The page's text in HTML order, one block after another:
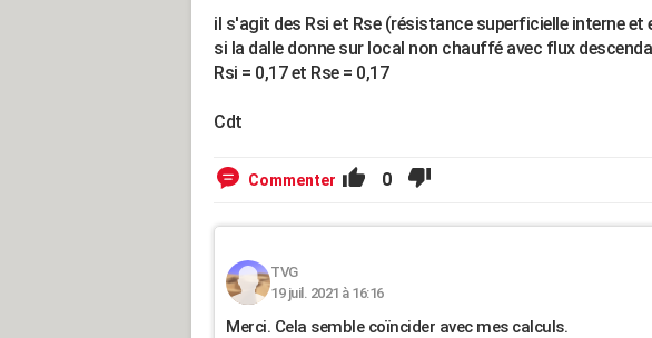
il s'agit des Rsi et Rse (résistance superficielle interne et
si la dalle donne sur local non chauffé avec flux
Rsi = 0,17 et Rse = 0,17
Cdt
Commenter 0
TVG
19 juil. 2021 à 16:16
Merci. Cela semble coïncider avec mes calculs.